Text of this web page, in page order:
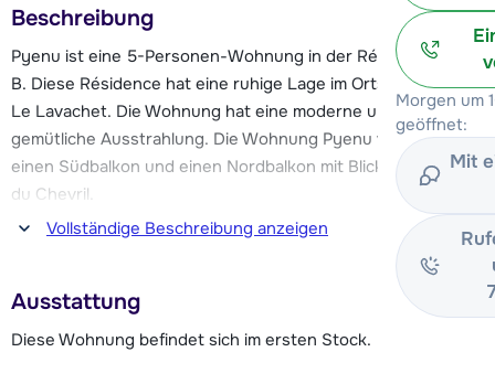
Morgen um
geöffnet:
Mit
Beschreibung
Pyenu ist eine 5-Personen-Wohnung in der Résidence 2100
B. Diese Résidence hat eine ruhige Lage im Ortsteil Tignes
Le Lavachet. Die Wohnung hat eine moderne und
gemütliche Ausstrahlung. Die Wohnung Pyenu verfügt über
einen Südbalkon und einen Nordbalkon mit Blick auf den Lac
du Chevril.
Die Pisten und die Sessellifte Chaudannes und Pâquis sind
von der Wohnung aus zu Fuß etwa 250 m entfernt. Diese
Lifte ermöglichen Ihnen den Zugang zum schneesicheren
und modernen Skigebiet Tignes - Val d'Isère, das 300 km
Vollständige Beschreibung anzeigen
Ausstattung
Diese Wohnung befindet sich im ersten Stock.